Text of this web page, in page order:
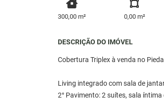
300,00 m² 0,00 m²
DESCRIÇÃO DO IMÓVEL
Cobertura Triplex à venda no
Living integrado com sala de
2° Pavimento: 2 suítes, sala